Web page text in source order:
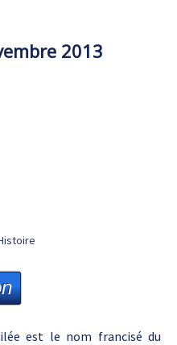
2013
est le nom francisé du